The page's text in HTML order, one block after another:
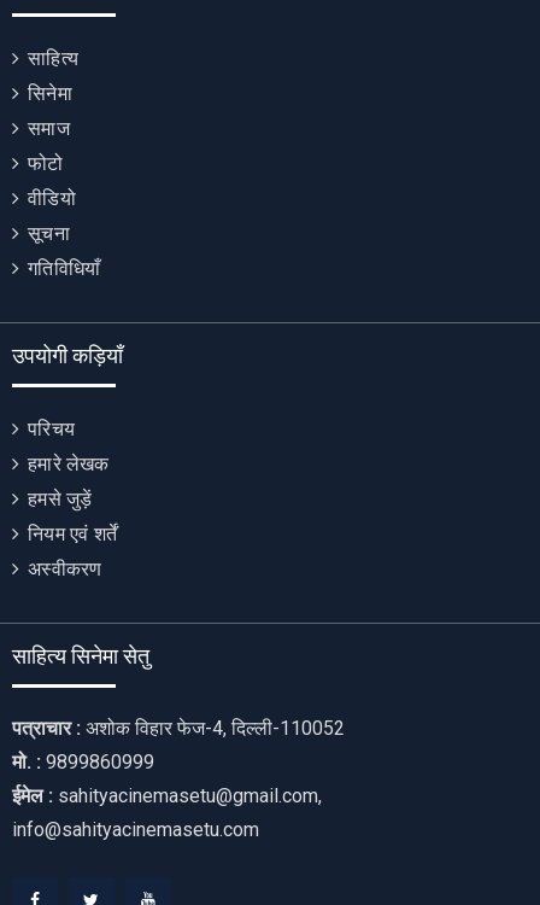
साहित्य
सिनेमा
समाज
फोटो
वीडियो
सूचना
गतिविधियाँ
उपयोगी कड़ियाँ
परिचय
हमारे लेखक
हमसे जुड़ें
नियम एवं शर्तें
अस्वीकरण
साहित्य सिनेमा सेतु
पत्राचार : अशोक विहार फेज-4, दिल्ली-110052
मो. : 9899860999
ईमेल : sahityacinemasetu@gmail.com,
info@sahityacinemasetu.com